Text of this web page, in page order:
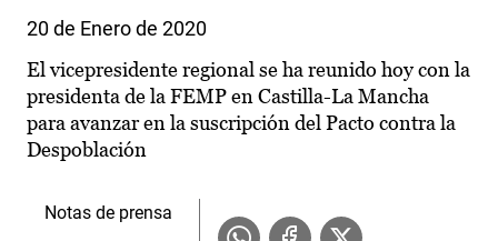
20 de Enero de 2020
El vicepresidente regional se ha reunido hoy con la
presidenta de la FEMP en Castilla-La Mancha
para avanzar en la suscripción del Pacto contra la
Despoblación
Notas de prensa